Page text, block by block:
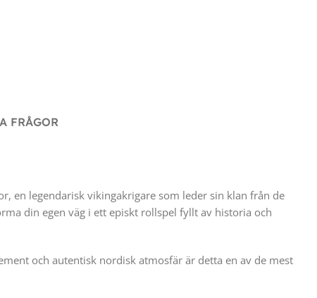
FRÅGOR
en legendarisk vikingakrigare som leder sin klan från de
din egen väg i ett episkt rollspel fyllt av historia och
och autentisk nordisk atmosfär är detta en av de mest